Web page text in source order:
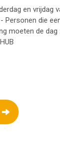
en vrijdag
Personen die
moeten de